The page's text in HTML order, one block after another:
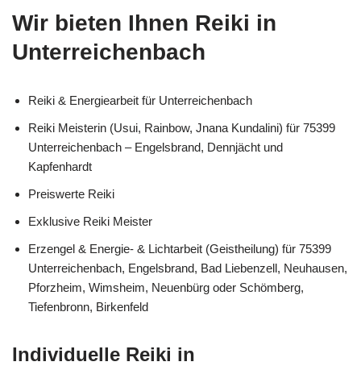
Wir bieten Ihnen Reiki in
Unterreichenbach
Reiki & Energiearbeit für Unterreichenbach
Reiki Meisterin (Usui, Rainbow, Jnana Kundalini) für 75399
Unterreichenbach – Engelsbrand, Dennjächt und
Kapfenhardt
Preiswerte Reiki
Exklusive Reiki Meister
Erzengel & Energie- & Lichtarbeit (Geistheilung) für 75399
Unterreichenbach, Engelsbrand, Bad Liebenzell, Neuhausen,
Pforzheim, Wimsheim, Neuenbürg oder Schömberg,
Tiefenbronn, Birkenfeld
Individuelle Reiki in